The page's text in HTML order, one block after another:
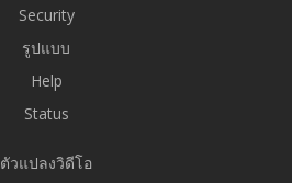
Security
รูปแบบ
Help
Status
ตัวแปลงวิดีโอ